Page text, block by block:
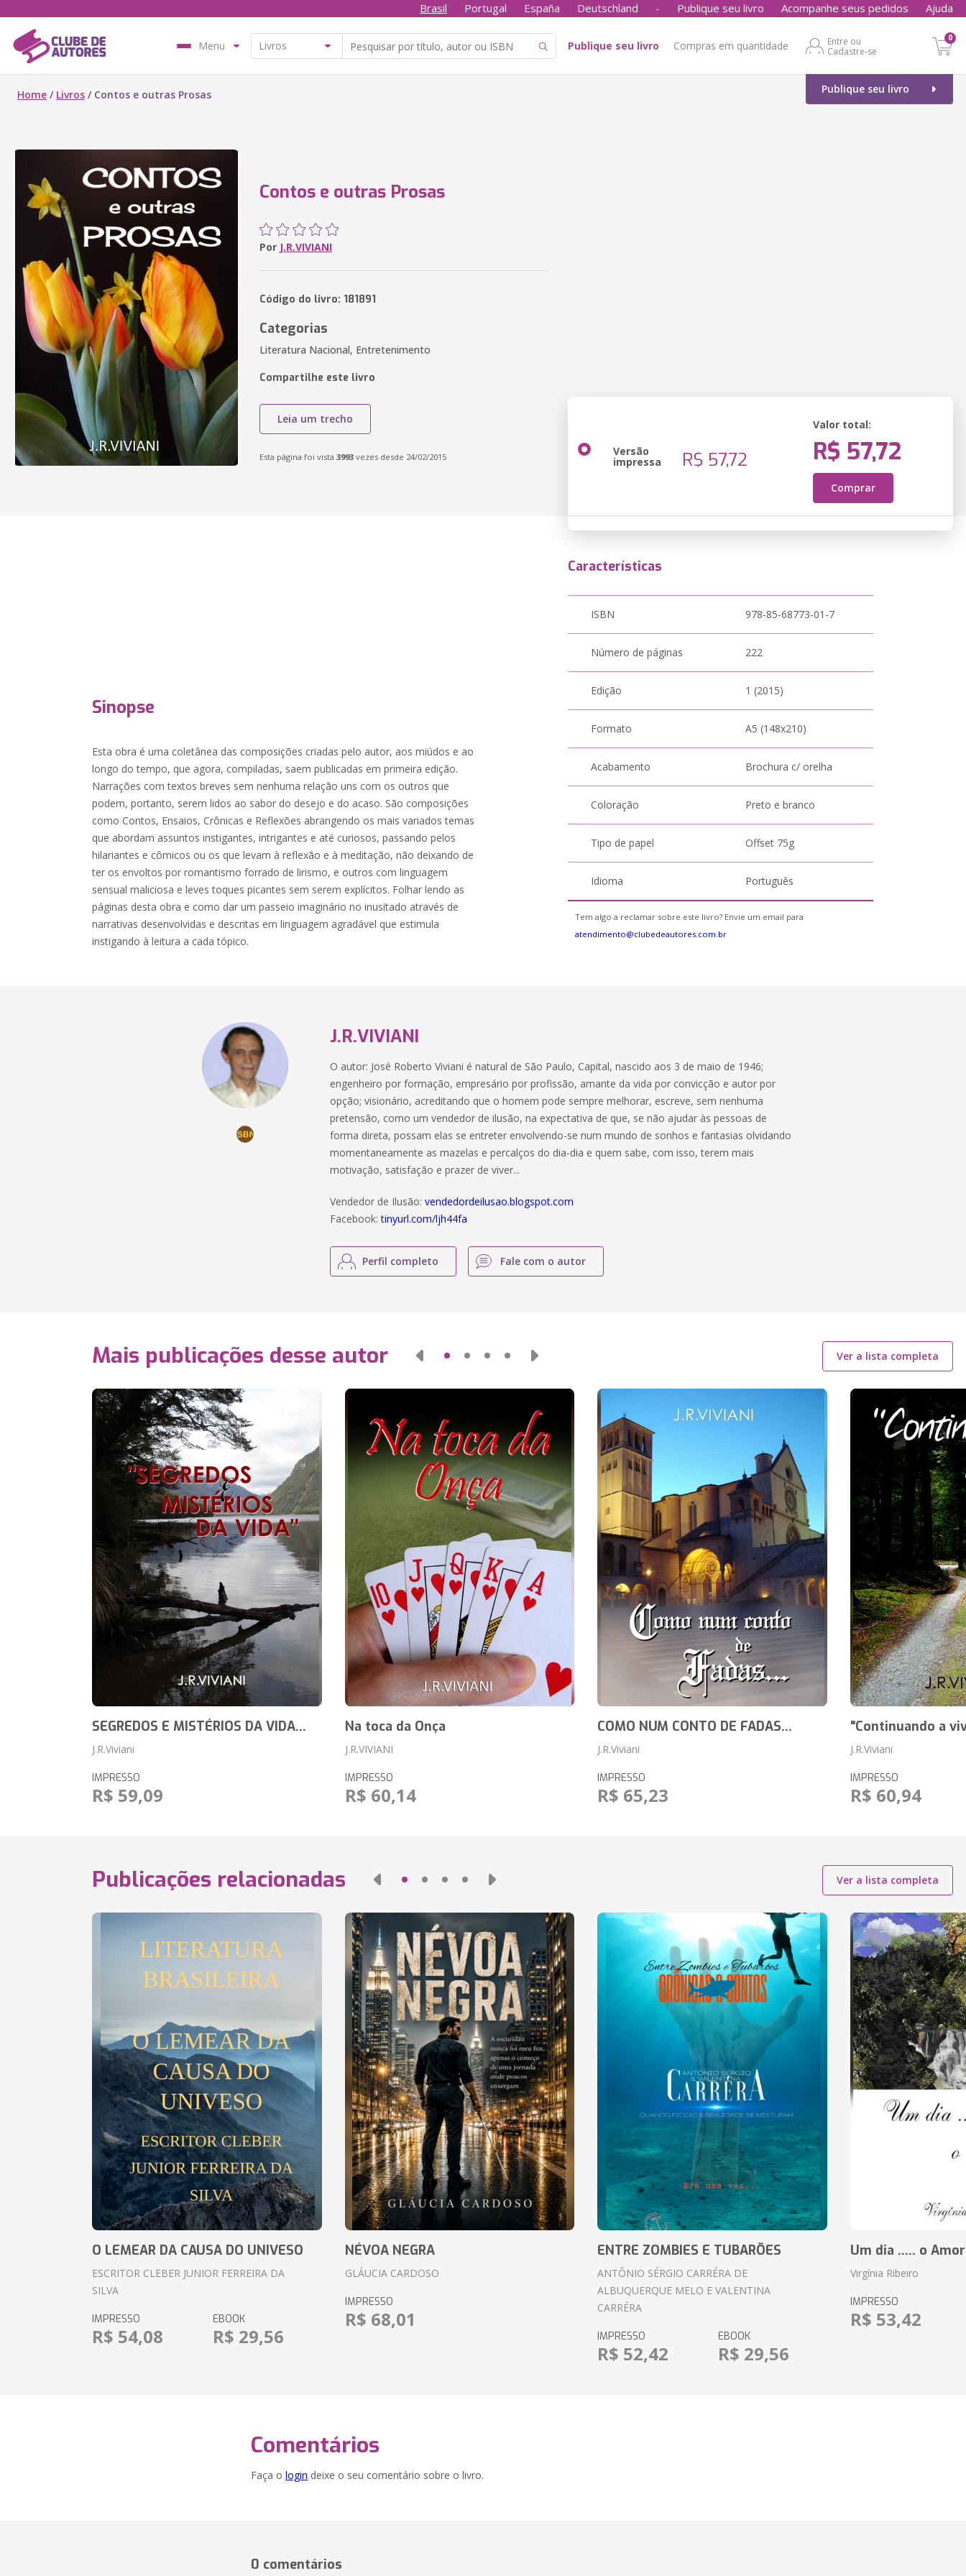
Brasil Portugal España Deutschland - Publique seu livro Acompanhe seus pedidos Ajuda
Menu Publique seu livro Compras em quantidade
Entre ou
Cadastre-se
0
Publique seu livro
Home / Livros / Contos e outras Prosas
Contos e outras Prosas
Por J.R.VIVIANI
Código do livro: 181891
Categorias
Literatura Nacional, Entretenimento
Compartilhe este livro
Leia um trecho
Esta página foi vista 3993 vezes desde 24/02/2015 Versão
impressa R$ 57,72
Valor total:
R$ 57,72
Comprar
Sinopse
Esta obra é uma coletânea das composições criadas pelo autor, aos miúdos e ao
longo do tempo, que agora, compiladas, saem publicadas em primeira edição.
Narrações com textos breves sem nenhuma relação uns com os outros que
podem, portanto, serem lidos ao sabor do desejo e do acaso. São composições
como Contos, Ensaios, Crônicas e Reflexões abrangendo os mais variados temas
que abordam assuntos instigantes, intrigantes e até curiosos, passando pelos
hilariantes e cômicos ou os que levam à reflexão e à meditação, não deixando de
ter os envoltos por romantismo forrado de lirismo, e outros com linguagem
sensual maliciosa e leves toques picantes sem serem explícitos. Folhar lendo as
páginas desta obra e como dar um passeio imaginário no inusitado através de
narrativas desenvolvidas e descritas em linguagem agradável que estimula
instigando à leitura a cada tópico.
Características
ISBN 978-85-68773-01-7
Número de páginas 222
Edição 1 (2015)
Formato A5 (148x210)
Acabamento Brochura c/ orelha
Coloração Preto e branco
Tipo de papel Offset 75g
Idioma Português
Tem algo a reclamar sobre este livro? Envie um email para
atendimento@clubedeautores.com.br
J.R.VIVIANI
O autor: José Roberto Viviani é natural de São Paulo, Capital, nascido aos 3 de maio de 1946;
engenheiro por formação, empresário por profissão, amante da vida por convicção e autor por
opção; visionário, acreditando que o homem pode sempre melhorar, escreve, sem nenhuma
pretensão, como um vendedor de ilusão, na expectativa de que, se não ajudar às pessoas de
forma direta, possam elas se entreter envolvendo-se num mundo de sonhos e fantasias olvidando
momentaneamente as mazelas e percalços do dia-dia e quem sabe, com isso, terem mais
motivação, satisfação e prazer de viver...
Vendedor de Ilusão:vendedordeilusao.blogspot.com
Facebook:tinyurl.com/ljh44fa
Perfil completo Fale com o autor
Mais publicações desse autor Ver a lista completa
SEGREDOS E MISTÉRIOS DA VIDA...
J.R.Viviani
IMPRESSO
R$ 59,09
Na toca da Onça
J.R.VIVIANI
IMPRESSO
R$ 60,14
COMO NUM CONTO DE FADAS...
J.R.Viviani
IMPRESSO
R$ 65,23
"Continuando a
J.R.Viviani
IMPRESSO
R$ 60,94
Publicações relacionadas Ver a lista completa
O LEMEAR DA CAUSA DO UNIVESO
ESCRITOR CLEBER JUNIOR FERREIRA DA
SILVA
IMPRESSO
R$ 54,08
EBOOK
R$ 29,56
NÉVOA NEGRA
GLÁUCIA CARDOSO
IMPRESSO
R$ 68,01
ENTRE ZOMBIES E TUBARÕES
ANTÔNIO SÉRGIO CARRÉRA DE
ALBUQUERQUE MELO E VALENTINA
CARRÉRA
IMPRESSO
R$ 52,42
EBOOK
R$ 29,56
Um dia ..... o Amor
Virgínia Ribeiro
IMPRESSO
R$ 53,42
Comentários
Faça o login deixe o seu comentário sobre o livro.
0 comentários